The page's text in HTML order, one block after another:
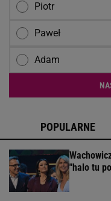
Piotr
Paweł
Adam
POPULARNE
"halo tu